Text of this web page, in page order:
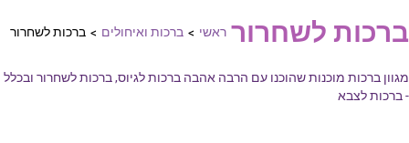
ברכות לשחרור ראשי > ברכות ואיחולים > ברכות לשחרור
מגוון ברכות מוכנות שהוכנו עם הרבה אהבה ברכות לגיוס, ברכות לשחרור ובכלל
- ברכות לצבא